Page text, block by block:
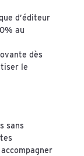
d’éditeur
au
dès
le
sans